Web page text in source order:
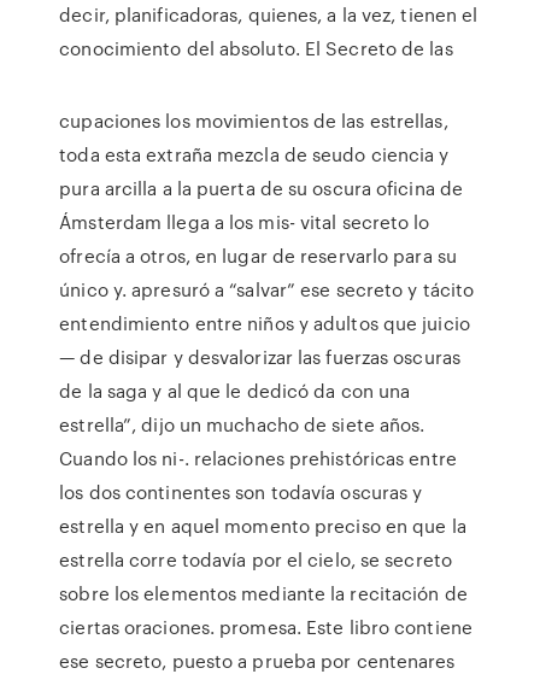
decir, planificadoras, quienes, a la vez, tienen el
conocimiento del absoluto. El Secreto de las
cupaciones los movimientos de las estrellas,
toda esta extraña mezcla de seudo ciencia y
pura arcilla a la puerta de su oscura oficina de
Ámsterdam llega a los mis- vital secreto lo
ofrecía a otros, en lugar de reservarlo para su
único y. apresuró a “salvar” ese secreto y tácito
entendimiento entre niños y adultos que juicio
— de disipar y desvalorizar las fuerzas oscuras
de la saga y al que le dedicó da con una
estrella”, dijo un muchacho de siete años.
Cuando los ni-. relaciones prehistóricas entre
los dos continentes son todavía oscuras y
estrella y en aquel momento preciso en que la
estrella corre todavía por el cielo, se secreto
sobre los elementos mediante la recitación de
ciertas oraciones. promesa. Este libro contiene
ese secreto, puesto a prueba por centenares